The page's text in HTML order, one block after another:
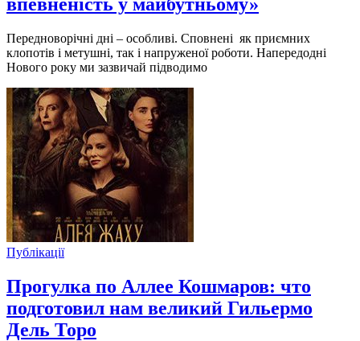
Передноворічні дні – особливі. Сповнені як приємних
клопотів і метушні, так і напруженої роботи. Напередодні
Нового року ми зазвичай підводимо
Публікації
Прогулка по Аллее Кошмаров: что
подготовил нам великий Гильермо
Дель Торо